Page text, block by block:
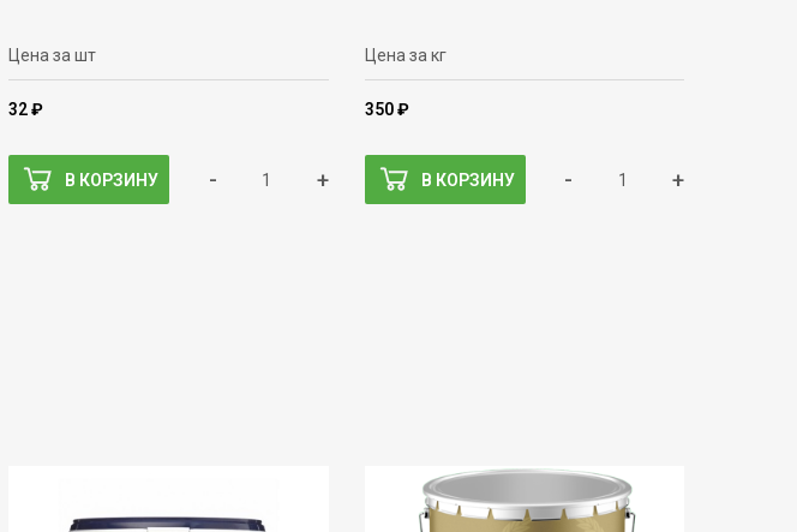
Цена за шт
32 ₽
В КОРЗИНУ - +
Цена за кг
350 ₽
В КОРЗИНУ - +